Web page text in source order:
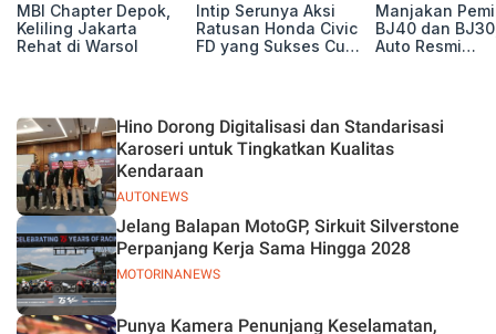
MBI Chapter Depok,
Keliling Jakarta
Rehat di Warsol
Intip Serunya Aksi
Ratusan Honda Civic
FD yang Sukses Curi
Manjakan
BJ40 dan
Auto Resmi
AUTONEWS
Hino Dorong Digitalisasi dan Standarisasi
Karoseri untuk Tingkatkan Kualitas
Kendaraan
MOTORINANEWS
Jelang Balapan MotoGP, Sirkuit Silverstone
Perpanjang Kerja Sama Hingga 2028
Punya Kamera Penunjang Keselamatan,